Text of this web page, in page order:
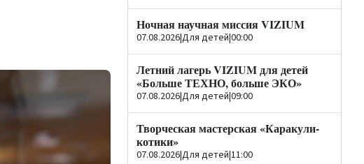
Ночная научная миссия VIZIUM
07.08.2026|Для детей|00:00
Летний лагерь VIZIUM для детей
«Больше ТЕХНО, больше ЭКО»
07.08.2026|Для детей|09:00
Творческая мастерская «Каракули-
котики»
07.08.2026|Для детей|11:00